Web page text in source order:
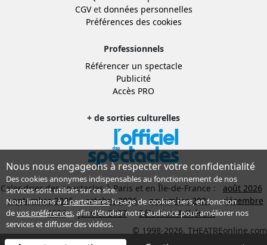
CGVet données personnelles
Préférences des cookies
Professionnels
Référencer un spectacle
Publicité
Accès PRO
+ de sorties culturelles
Calendrier des spectacles à Paris et en Île-de-France :
août 2026
septembre 2026
octobre 2026 novembre 2026
décembre
2026
janvier 2027
Sélection Adhérent
© 1998-2026, THEATREonline.com
Nous nous engageons à respecter votre confidentialité
Des cookies anonymes indispensables au fonctionnement de nos
services sont utilisés sur ce site.
Nous limitons à4 partenairesl’usage de cookies tiers, en fonction
devos préférences, afin d'étudier notre audience pour améliorer nos
services et diffuser des vidéos.